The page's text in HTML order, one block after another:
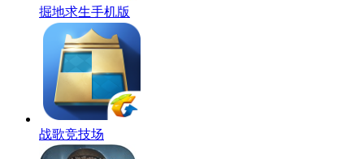
掘地求生手机版
战歌竞技场